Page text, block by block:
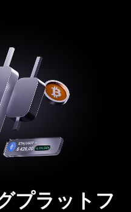
プラットフ